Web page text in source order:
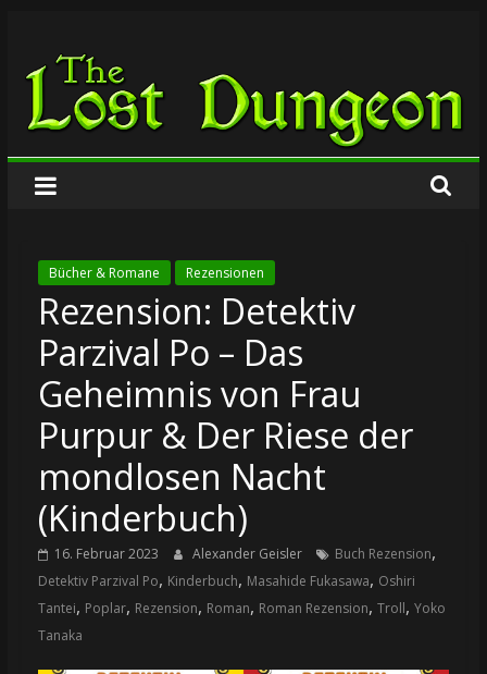
springen
The
Lost
Dungeon
Bücher & Romane Rezensionen
Rezension: Detektiv
Parzival Po – Das
Geheimnis von Frau
Purpur & Der Riese der
mondlosen Nacht
(Kinderbuch)
16. Februar 2023 Alexander Geisler Buch Rezension,
Detektiv Parzival Po, Kinderbuch, Masahide Fukasawa, Oshiri
Tantei, Poplar, Rezension, Roman, Roman Rezension, Troll, Yoko
Tanaka